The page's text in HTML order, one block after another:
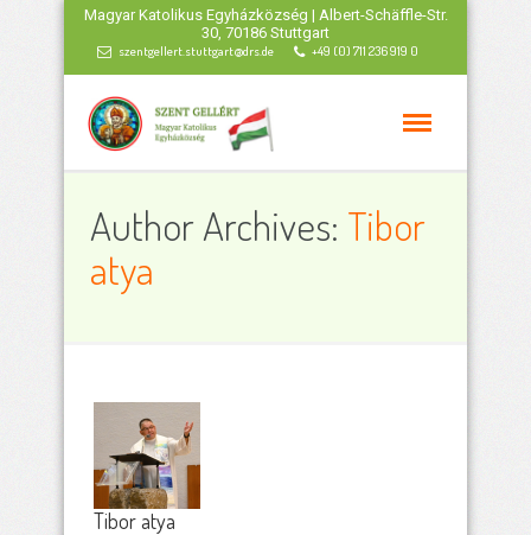
Magyar Katolikus Egyházközség | Albert-Schäffle-Str.
30, 70186 Stuttgart
szentgellert.stuttgart@drs.de +49 (0) 711 236 919 0
Author Archives: Tibor
atya
Tibor atya